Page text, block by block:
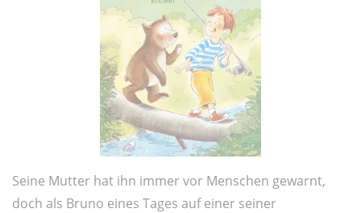
Seine Mutter hat ihn immer vor Menschen gewarnt,
doch als Bruno eines Tages auf einer seiner